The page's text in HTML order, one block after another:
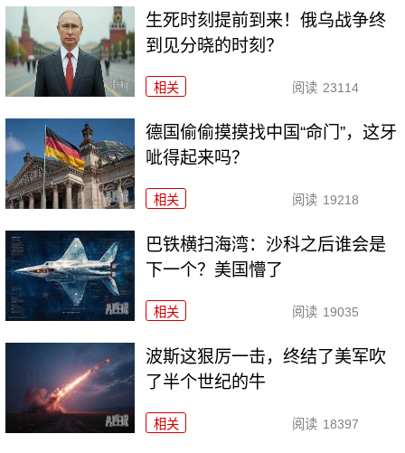
生死时刻提前到来！俄乌战争终
到见分晓的时刻？
相关 阅读 23114
德国偷偷摸摸找中国“命门”，这牙
呲得起来吗？
相关 阅读 19218
巴铁横扫海湾：沙科之后谁会是
下一个？美国懵了
相关 阅读 19035
波斯这狠厉一击，终结了美军吹
了半个世纪的牛
相关 阅读 18397